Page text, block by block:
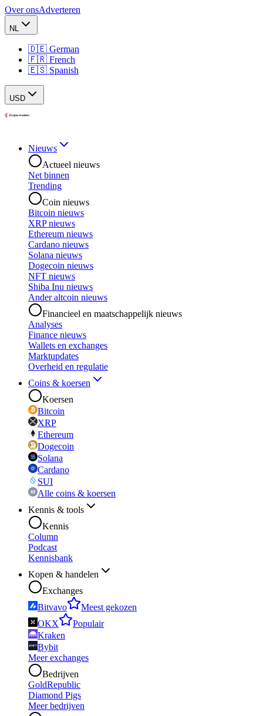
Over onsAdverteren
NL
🇩🇪 German
🇫🇷 French
🇪🇸 Spanish
USD
Nieuws
Actueel nieuws
Net binnen
Trending
Coin nieuws
Bitcoin nieuws
XRP nieuws
Ethereum nieuws
Cardano nieuws
Solana nieuws
Dogecoin nieuws
NFT nieuws
Shiba Inu nieuws
Ander altcoin nieuws
Financieel en maatschappelijk nieuws
Analyses
Finance nieuws
Wallets en exchanges
Marktupdates
Overheid en regulatie
Coins & koersen
Koersen
Bitcoin
XRP
Ethereum
Dogecoin
Solana
Cardano
SUI
Alle coins & koersen
Kennis & tools
Kennis
Column
Podcast
Kennisbank
Kopen & handelen
Exchanges
Bitvavo
Meest gekozen
OKX
Populair
Kraken
Bybit
Meer exchanges
Bedrijven
GoldRepublic
Diamond Pigs
Meer bedrijven